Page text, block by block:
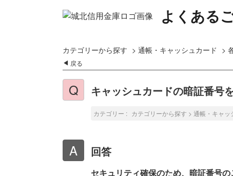
よくある
カテゴリーから探す > 通帳・キャッシュカード >
戻る
キャッシュカードの暗証番号
カテゴリー : カテゴリーから探す > 通帳・キャッ
回答
セキュリティ確保のため、暗証番号